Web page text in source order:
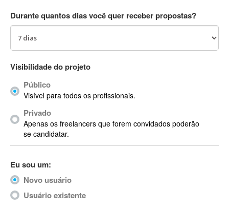
AC3
ACID Pro
ACPI
Acrobat
Acrobat X
Acronis
ACT
Actimize
ActionScript
ActionScript 3
Durante quantos dias você quer receber propostas?
Visibilidade do projeto
Público
Visível para todos os profissionais.
Privado
Apenas os freelancers que forem convidados poderão
se candidatar.
Eu sou um:
Novo usuário
Usuário existente